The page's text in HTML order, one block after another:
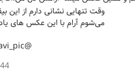
وقت تنهایی نشانی دارم از این
می‌شوم آرام با این عکس های
@Razavi_pic